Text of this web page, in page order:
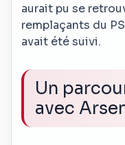
aurait pu se
remplaçants du
avait été suivi.
Un
avec